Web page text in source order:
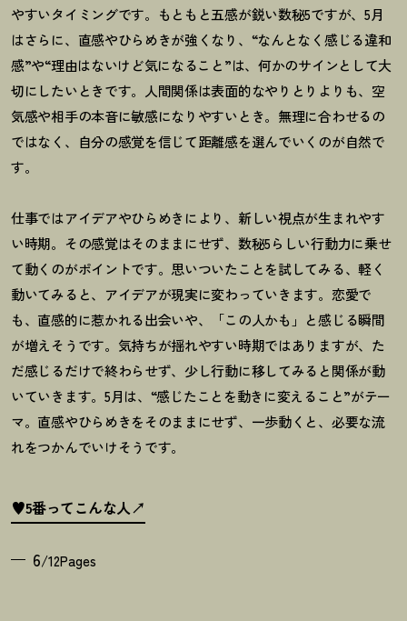
やすいタイミングです。もともと五感が鋭い数秘5ですが、5月
はさらに、直感やひらめきが強くなり、“なんとなく感じる違和
感”や“理由はないけど気になること”は、何かのサインとして大
切にしたいときです。人間関係は表面的なやりとりよりも、空
気感や相手の本音に敏感になりやすいとき。無理に合わせるの
ではなく、自分の感覚を信じて距離感を選んでいくのが自然で
す。
仕事ではアイデアやひらめきにより、新しい視点が生まれやす
い時期。その感覚はそのままにせず、数秘5らしい行動力に乗せ
て動くのがポイントです。思いついたことを試してみる、軽く
動いてみると、アイデアが現実に変わっていきます。恋愛で
も、直感的に惹かれる出会いや、「この人かも」と感じる瞬間
が増えそうです。気持ちが揺れやすい時期ではありますが、た
だ感じるだけで終わらせず、少し行動に移してみると関係が動
いていきます。 5月は、 “感じたことを動きに変えること”がテー
マ。直感やひらめきをそのままにせず、一歩動くと、必要な流
れをつかんでいけそうです。
♥5番ってこんな人
6/12Pages